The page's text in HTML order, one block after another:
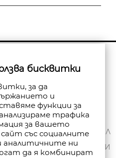
Абониране
НАС
МОЯТ ПРОФИЛ
ПОРЪЧКИ
бисквитки
за да
и
функции за
трафика
за вашето
със социалните
аналитичните ни
да я комбинират